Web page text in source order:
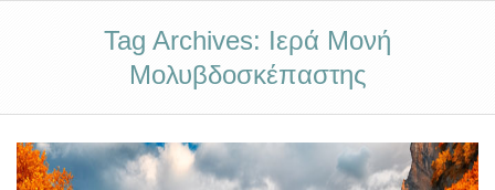
Tag Archives: Ιερά Μονή
Μολυβδοσκέπαστης